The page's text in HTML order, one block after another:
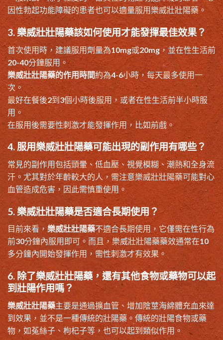
因性勃起功能障礙的患者也可以適量服用樂威壯壯陽藥。
3. 樂威壯壯陽藥該如何使用才能發揮最佳效果？
首次使用時，建議服用劑量為10mg或20mg，並在性生活前
20-40分鐘服用。
樂威壯壯陽藥的作用時間約為4-6小時，每天最多使用一
次。
最好在餐後2到3個小時後服用，或者在性生活前半小時服
用。
在服用後需要性刺激才能發揮作用，比如前戲。
4. 服用樂威壯壯陽藥可能出現的副作用有哪些？
常見的副作用包括頭暈、低血壓、視覺模糊、潮熱和全身流
汗。尤其對於年齡較大的人，需注意樂威壯壯陽藥可能對心
血管造成危害，因此需慎重使用。
5. 樂威壯壯陽藥是否適合長期使用？
目前來看， 樂威壯壯陽藥不適合長期使用，它僅需在性行為
前30分鐘內服用即可。而且，樂威壯壯陽藥藥效通常在10
多分鐘內開始發揮作用，需性刺激才有效果。
6. 除了樂威壯壯陽藥，還有其他食物或藥物可以起
到壯陽作用嗎？
樂威壯壯陽藥主要是通過擴血管、增加陰莖海綿體充血來達
到效果，並不是一種傳統的壯陽藥。傳統的壯陽食物或藥
物，如菟絲子、枸杞子等，也可以起到類似作用。